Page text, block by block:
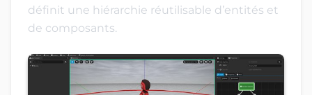
définit une hiérarchie réutilisable d’entités et
de composants.